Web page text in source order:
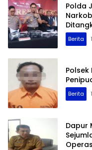
Polda
Berita
Berita
Dapur